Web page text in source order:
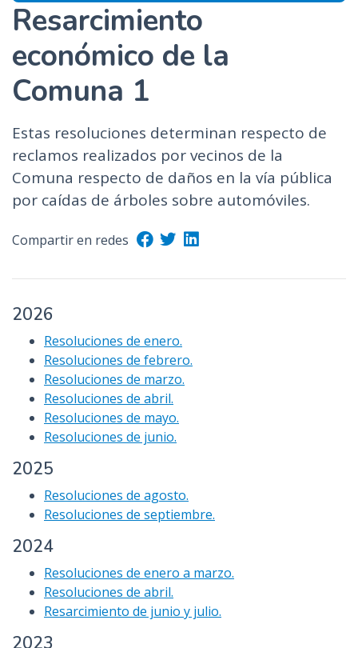
Resarcimiento
económico de la
Comuna 1
Estas resoluciones determinan respecto de
reclamos realizados por vecinos de la
Comuna respecto de daños en la vía pública
por caídas de árboles sobre automóviles.
Compartir en redes
2026
Resoluciones de enero.
Resoluciones de febrero.
Resoluciones de marzo.
Resoluciones de abril.
Resoluciones de mayo.
Resoluciones de junio.
2025
Resoluciones de agosto.
Resoluciones de septiembre.
2024
Resoluciones de enero a marzo.
Resoluciones de abril.
Resarcimiento de junio y julio.
2023